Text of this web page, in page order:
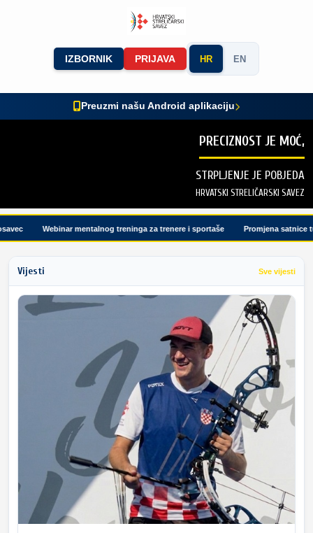
IZBORNIK PRIJAVA HR EN
Preuzmi našu Android aplikaciju
PRECIZNOST JE MOĆ,
STRPLJENJE JE POBJEDA
HRVATSKI STRELIČARSKI SAVEZ
Webinar mentalnog treninga za trenere i sportaše Promjena satnice
Vijesti Sve vijesti